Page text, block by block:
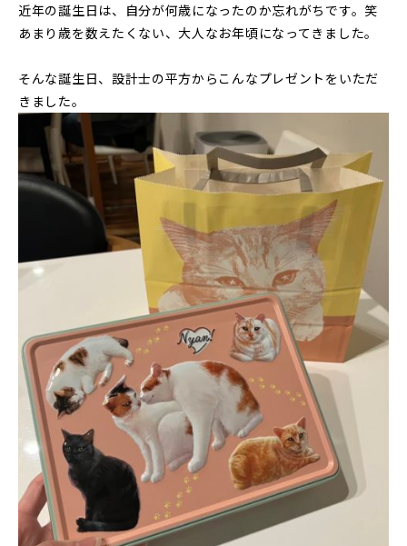
近年の誕生日は、自分が何歳になったのか忘れがちです。笑
あまり歳を数えたくない、大人なお年頃になってきました。
そんな誕生日、設計士の平方からこんなプレゼントをいただ
きました。